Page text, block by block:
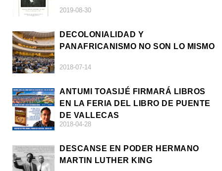
2019-08-30
DECOLONIALIDAD Y
PANAFRICANISMO NO SON LO MISMO
2018-07-14
ANTUMI TOASIJÉ FIRMARÁ LIBROS
EN LA FERIA DEL LIBRO DE PUENTE
DE VALLECAS
2018-04-28
DESCANSE EN PODER HERMANO
MARTIN LUTHER KING